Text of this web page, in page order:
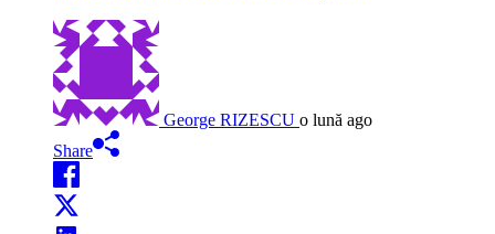
George RIZESCU o lună ago
Share